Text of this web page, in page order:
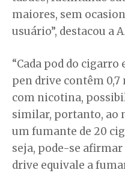
maiores, sem
usuário”, destacou a
“Cada pod do
pen drive contêm
com nicotina,
similar, portanto, ao
um fumante de 20
seja, pode-se
drive equivale a